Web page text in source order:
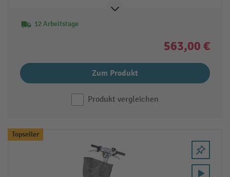
12 Arbeitstage
563,00 €
Zum Produkt
Produkt vergleichen
Topseller